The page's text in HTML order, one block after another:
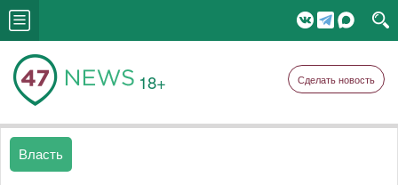
18+ Сделать новость
Власть